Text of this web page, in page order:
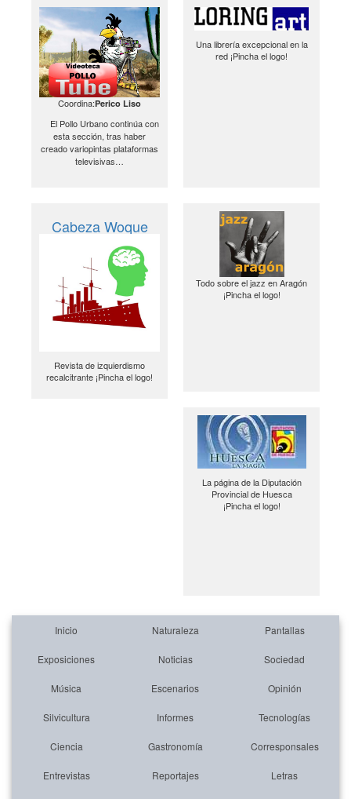
Coordina:Perico Liso
El Pollo Urbano continúa con
esta sección, tras haber
creado variopintas plataformas
televisivas…
Una librería excepcional en la
red ¡Pincha el logo!
Cabeza Woque
Revista de izquierdismo
recalcitrante ¡Pincha el logo!
Todo sobre el jazz en Aragón
¡Pincha el logo!
La página de la Diputación
Provincial de Huesca
¡Pincha el logo!
Inicio Naturaleza Pantallas
Exposiciones Noticias Sociedad
Música Escenarios Opinión
Silvicultura Informes Tecnologías
Ciencia Gastronomía Corresponsales
Entrevistas Reportajes Letras